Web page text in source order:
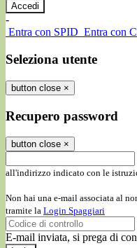
-
Entra con SPID Entra con
Seleziona utente
button close ×
Recupero password
button close ×
all'indirizzo indicato con le
Non hai una e-mail associata al
tramite la Login Spaggiari
E-mail inviata, si prega di